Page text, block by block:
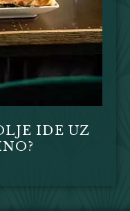
IDE UZ